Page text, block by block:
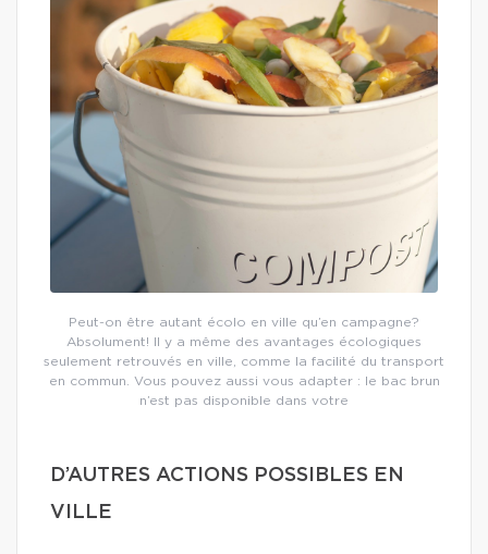
Peut-on être autant écolo en ville qu’en campagne?
Absolument! Il y a même des avantages écologiques
seulement retrouvés en ville, comme la facilité du transport
en commun. Vous pouvez aussi vous adapter : le bac brun
n’est pas disponible dans votre
D’AUTRES ACTIONS POSSIBLES EN
VILLE